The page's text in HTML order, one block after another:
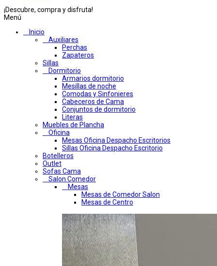
¡Descubre, compra y disfruta!
Menú
Inicio
Auxiliares
Perchas
Zapateros
Sillas
Dormitorio
Armarios dormitorio
Mesillas de noche
Comodas y Sinfonieres
Cabeceros de Cama
Conjuntos de dormitorio
Literas
Muebles de Plancha
Oficina
Mesas Oficina Despacho Escritorios
Sillas Oficina Despacho Escritorio
Botelleros
Outlet
Sofas Cama
Salon Comedor
Mesas
Mesas de Comedor Salon
Mesas de Centro